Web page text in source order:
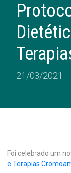
21/03/2021
Foi celebrado um
e Terapias